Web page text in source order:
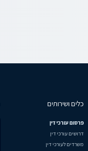
כלים ושירותים
פרסום עורכי דין
דרושים עורכי דין
משרדים לעורכי דין